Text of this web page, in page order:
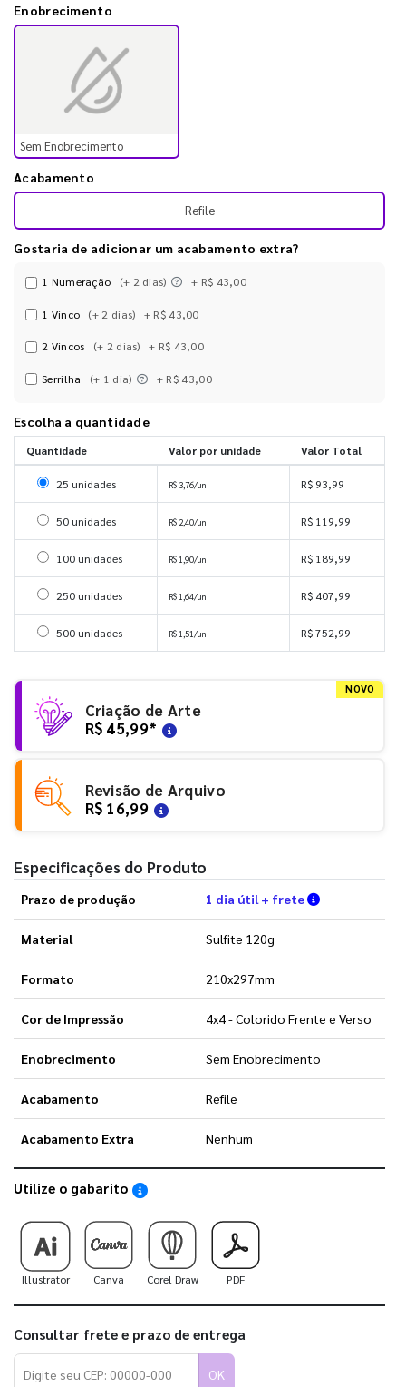
Enobrecimento
Sem Enobrecimento
Acabamento
Refile
Gostaria de adicionar um acabamento extra?
1 Numeração (+ 2 dias) + R$ 43,00
1 Vinco (+ 2 dias) + R$ 43,00
2 Vincos (+ 2 dias) + R$ 43,00
Serrilha (+ 1 dia) + R$ 43,00
Escolha a quantidade
Quantidade Valor por unidade Valor Total
Selecionar 25 unidades
25 unidades R$ 3,76/un R$ 93,99
Selecionar 50 unidades
50 unidades R$ 2,40/un R$ 119,99
Selecionar 100 unidades
100 unidades R$ 1,90/un R$ 189,99
Selecionar 250 unidades
250 unidades R$ 1,64/un R$ 407,99
Selecionar 500 unidades
500 unidades R$ 1,51/un R$ 752,99
NOVO
Criação de Arte
R$ 45,99*
Revisão de Arquivo
R$ 16,99
Especificações do Produto
Prazo de produção 1 dia útil + frete Verifique as
Material Sulfite 120g
Formato 210x297mm
Cor de Impressão 4x4 - Colorido Frente e Verso
Enobrecimento Sem Enobrecimento
Acabamento Refile
Acabamento Extra Nenhum
Utilize o gabarito Saiba como utilizar os nossos gabaritos
Illustrator Canva Corel Draw PDF
Consultar frete e prazo de entrega
OK